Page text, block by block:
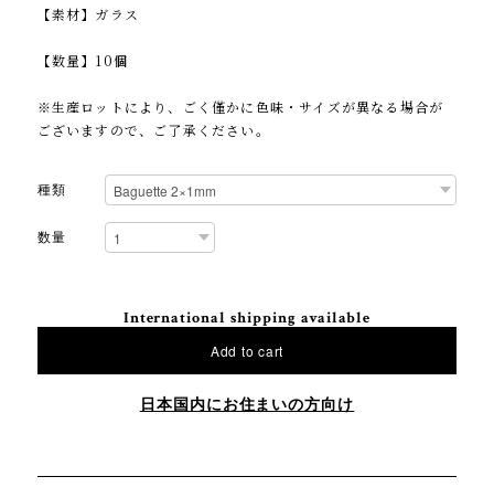
【素材】ガラス
【数量】10個
※生産ロットにより、ごく僅かに色味・サイズが異なる場合が
ございますので、ご了承ください。
種類
数量
International shipping available
Add to cart
日本国内にお住まいの方向け